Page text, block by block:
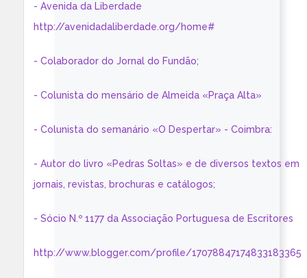
- Avenida da Liberdade
http://avenidadaliberdade.org/home#
- Colaborador do Jornal do Fundão;
- Colunista do mensário de Almeida «Praça Alta»
- Colunista do semanário «O Despertar» - Coimbra:
- Autor do livro «Pedras Soltas» e de diversos textos em
jornais, revistas, brochuras e catálogos;
- Sócio N.º 1177 da Associação Portuguesa de Escritores
http://www.blogger.com/profile/17078847174833183365